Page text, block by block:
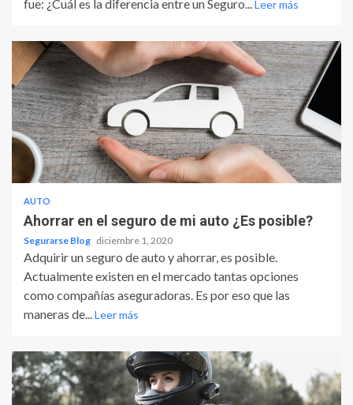
fue: ¿Cuál es la diferencia entre un Seguro...Leer más
AUTO
Ahorrar en el seguro de mi auto ¿Es posible?
Segurarse Blog diciembre 1, 2020
Adquirir un seguro de auto y ahorrar, es posible.
Actualmente existen en el mercado tantas opciones
como compañías aseguradoras. Es por eso que las
maneras de...Leer más